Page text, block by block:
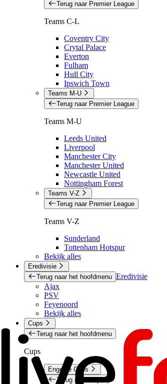
Terug naar Premier League
Teams C-L
Coventry City
Crytal Palace
Everton
Fulham
Hull City
Ipswich Town
Teams M-U
Terug naar Premier League
Teams M-U
Leeds United
Liverpool
Manchester City
Manchester United
Newcastle United
Nottingham Forest
Teams V-Z
Terug naar Premier League
Teams V-Z
Sunderland
Tottenham Hotspur
Bekijk alles
Eredivisie
Terug naar het hoofdmenu Eredivisie
Ajax
PSV
Feyenoord
Bekijk alles
Cups
Terug naar het hoofdmenu
Cups
Engelse Cups
Terug naar Cups